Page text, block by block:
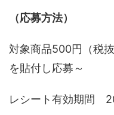
（応募方法）
対象商品500円（税
を貼付し応募～
レシート有効期間